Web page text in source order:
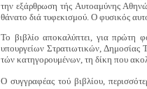
την εξάρθρωση τής Αυτοαμύνης
θάνατο διά τυφεκισμού. Ο φυσικός
Το βιβλίο αποκαλύπτει, για πρώτη
υπουργείων Στρατιωτικών, Δημοσίας
τών κατηγορουμένων, τη δίκη που
Ο συγγραφέας τού βιβλίου,